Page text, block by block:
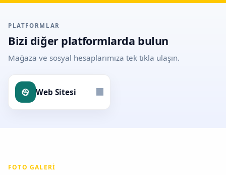
PLATFORMLAR
Bizi diğer platformlarda bulun
Mağaza ve sosyal hesaplarımıza tek tıkla ulaşın.
Web Sitesi
FOTO GALERI